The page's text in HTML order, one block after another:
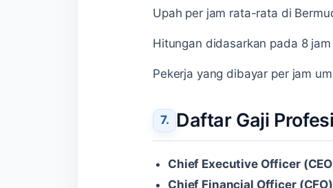
Upah per jam rata-rata di
Hitungan didasarkan pada 8
Pekerja yang dibayar per jam
Daftar Gaji
Chief Executive Officer
Chief Financial Officer